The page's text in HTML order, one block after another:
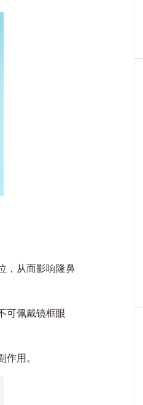
，从而影响隆鼻
可佩戴镜框眼
用。